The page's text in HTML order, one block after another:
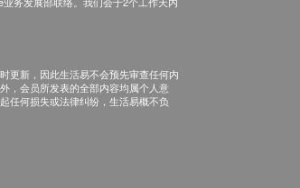
更新，因此生活易不会预先审查任何内
，会员所发表的全部内容均属个人意
任何损失或法律纠纷，生活易概不负